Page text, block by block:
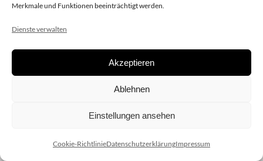
Merkmale und Funktionen beeinträchtigt werden.
Dienste verwalten
Akzeptieren
Ablehnen
Einstellungen ansehen
Cookie-RichtlinieDatenschutzerklärungImpressum
Copyright 2020 dieSCHAUsteller.at |Datenschützerklärung|
| Design:www.ARGEntur.at